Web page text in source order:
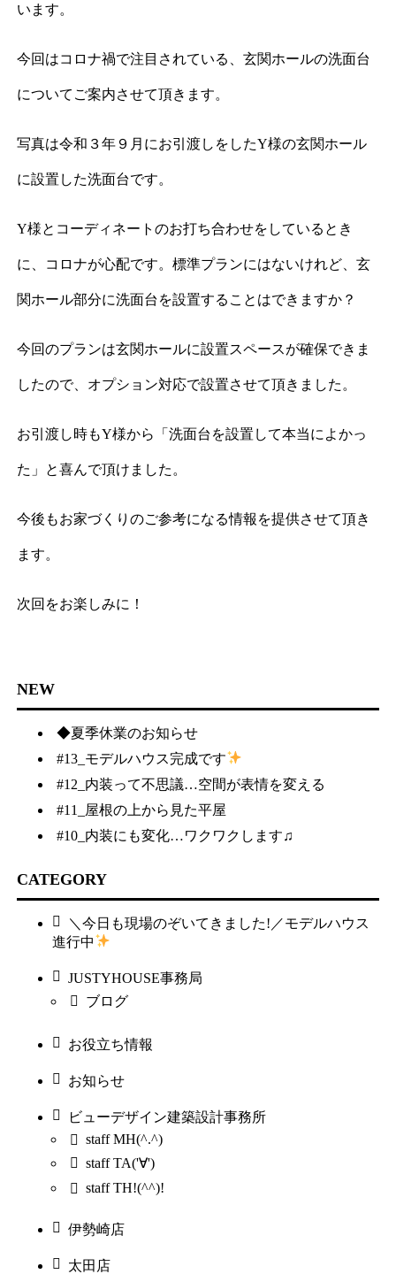
います。
今回はコロナ禍で注目されている、玄関ホールの洗面台
についてご案内させて頂きます。
写真は令和３年９月にお引渡しをしたY様の玄関ホール
に設置した洗面台です。
Y様とコーディネートのお打ち合わせをしているとき
に、コロナが心配です。標準プランにはないけれど、玄
関ホール部分に洗面台を設置することはできますか？
今回のプランは玄関ホールに設置スペースが確保できま
したので、オプション対応で設置させて頂きました。
お引渡し時もY様から「洗面台を設置して本当によかっ
た」と喜んで頂けました。
今後もお家づくりのご参考になる情報を提供させて頂き
ます。
次回をお楽しみに！
NEW
◆夏季休業のお知らせ
#13_モデルハウス完成です
#12_内装って不思議…空間が表情を変える
#11_屋根の上から見た平屋
#10_内装にも変化…ワクワクします♫
CATEGORY
＼今日も現場のぞいてきました!／モデルハウス
進行中
JUSTYHOUSE事務局
ブログ
お役立ち情報
お知らせ
ビューデザイン建築設計事務所
staff MH(^.^)
staff TA('∀')
staff TH!(^^)!
伊勢崎店
太田店